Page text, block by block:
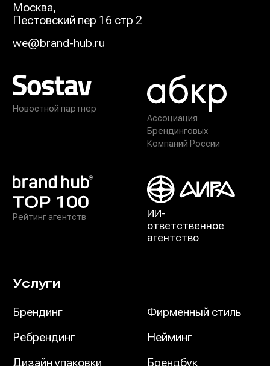
Москва,
Пестовский пер 16 стр 2
we@brand-hub.ru
Ассоциация
Брендинговых
Компаний России
Рейтинг агентств
Новостной партнер
ИИ-
ответственное
агентство
Услуги
Брендинг
Фирменный стиль
Ребрендинг
Нейминг
Дизайн упаковки
Брендбук